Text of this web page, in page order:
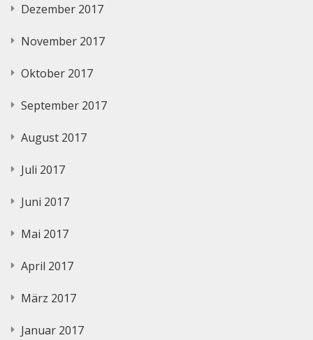
Dezember 2017
November 2017
Oktober 2017
September 2017
August 2017
Juli 2017
Juni 2017
Mai 2017
April 2017
März 2017
Januar 2017